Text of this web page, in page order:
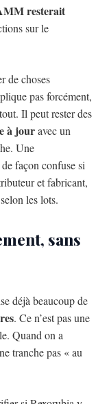
resterait
sur le
de choses
pas forcément,
Il peut rester des
à jouravec un
Une
façon confuse si
et fabricant,
les lots.
sans
déjà beaucoup de
. Ce n’est pas une
Quand on a
tranche pas « au